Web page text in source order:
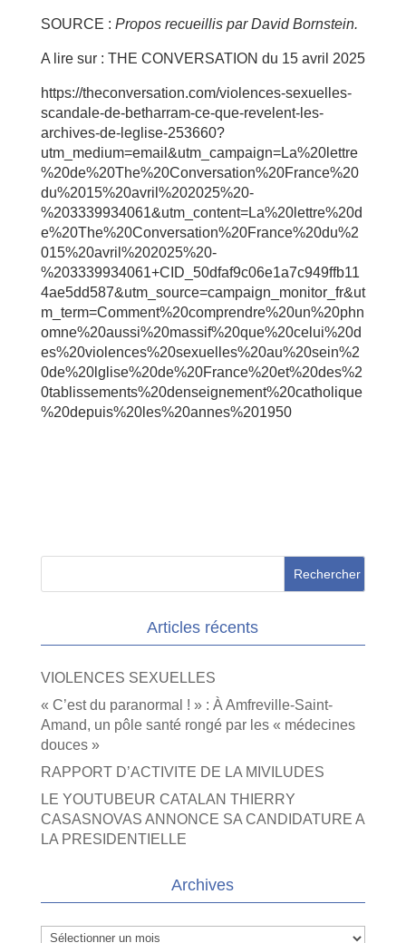
SOURCE : Propos recueillis par David Bornstein.
A lire sur : THE CONVERSATION du 15 avril 2025
https://theconversation.com/violences-sexuelles-
scandale-de-betharram-ce-que-revelent-les-
archives-de-leglise-253660?
utm_medium=email&utm_campaign=La%20lettre
%20de%20The%20Conversation%20France%20
du%2015%20avril%202025%20-
%203339934061&utm_content=La%20lettre%20d
e%20The%20Conversation%20France%20du%2
015%20avril%202025%20-
%203339934061+CID_50dfaf9c06e1a7c949ffb11
4ae5dd587&utm_source=campaign_monitor_fr&ut
m_term=Comment%20comprendre%20un%20phn
omne%20aussi%20massif%20que%20celui%20d
es%20violences%20sexuelles%20au%20sein%2
0de%20lglise%20de%20France%20et%20des%2
0tablissements%20denseignement%20catholique
%20depuis%20les%20annes%201950
Articles récents
VIOLENCES SEXUELLES
« C’est du paranormal ! » : À Amfreville-Saint-
Amand, un pôle santé rongé par les « médecines
douces »
RAPPORT D’ACTIVITE DE LA MIVILUDES
LE YOUTUBEUR CATALAN THIERRY
CASASNOVAS ANNONCE SA CANDIDATURE A
LA PRESIDENTIELLE
Archives
Archives